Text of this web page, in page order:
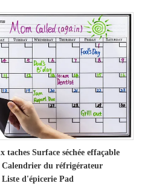
taches Surface séchée effaçable
Calendrier du réfrigérateur
d'épicerie Pad